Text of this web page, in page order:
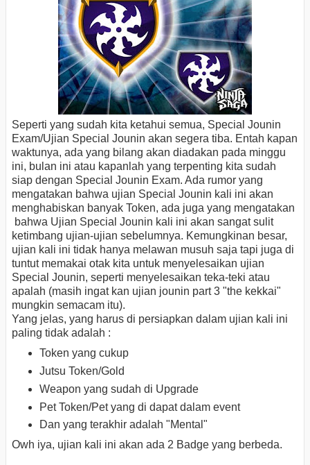
Seperti yang sudah kita ketahui semua, Special Jounin
Exam/Ujian Special Jounin akan segera tiba. Entah kapan
waktunya, ada yang bilang akan diadakan pada minggu
ini, bulan ini atau kapanlah yang terpenting kita sudah
siap dengan Special Jounin Exam. Ada rumor yang
mengatakan bahwa ujian Special Jounin kali ini akan
menghabiskan banyak Token, ada juga yang mengatakan
bahwa Ujian Special Jounin kali ini akan sangat sulit
ketimbang ujian-ujian sebelumnya. Kemungkinan besar,
ujian kali ini tidak hanya melawan musuh saja tapi juga di
tuntut memakai otak kita untuk menyelesaikan ujian
Special Jounin, seperti menyelesaikan teka-teki atau
apalah (masih ingat kan ujian jounin part 3 "the kekkai"
mungkin semacam itu).
Yang jelas, yang harus di persiapkan dalam ujian kali ini
paling tidak adalah :
Token yang cukup
Jutsu Token/Gold
Weapon yang sudah di Upgrade
Pet Token/Pet yang di dapat dalam event
Dan yang terakhir adalah "Mental"
Owh iya, ujian kali ini akan ada 2 Badge yang berbeda.